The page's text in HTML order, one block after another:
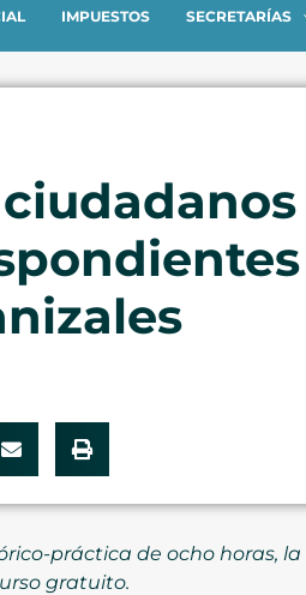
IMPUESTOS SECRETARÍAS
práctica de ocho horas,
gratuito.